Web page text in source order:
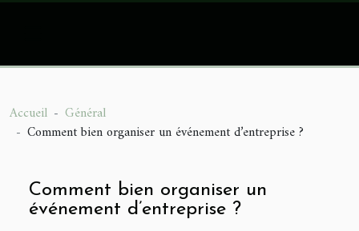
Accueil
Général
Comment bien organiser un événement d’entreprise ?
Comment bien organiser un
événement d’entreprise ?